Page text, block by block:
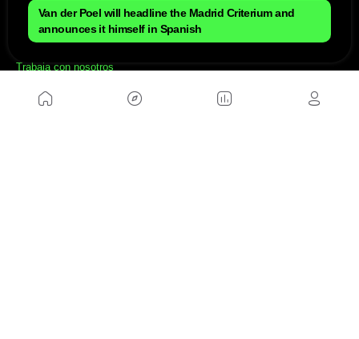
Aviso Legal
Anúnciate con nosotros
Política de cookies
Política de privacidad
Trabaja con nosotros
WEBS AMIGAS
Van der Poel will headline the Madrid Criterium and
announces it himself in Spanish